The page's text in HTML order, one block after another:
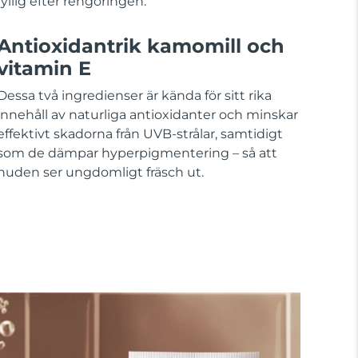
kamomill och
E
två ingredienser är kända för sitt rika
av naturliga antioxidanter och minskar
skadorna från UVB-strålar, samtidigt
de dämpar hyperpigmentering – så att
ser ungdomligt fräsch ut.